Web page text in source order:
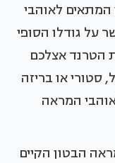
המתאים לאוהבי
על גודלו הסופי
הטרנד אצלכם
או בריזה
המראה
הבטון הקיים